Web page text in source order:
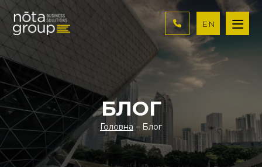
EN
БЛОГ
Головна – Блог